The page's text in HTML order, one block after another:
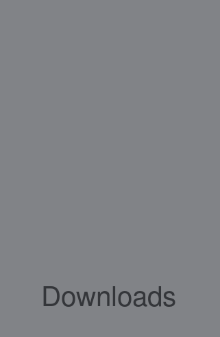
Downloads